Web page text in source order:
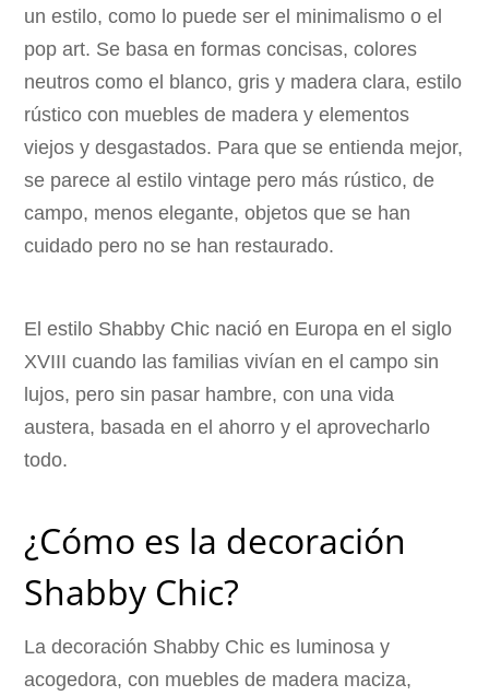
un estilo, como lo puede ser el minimalismo o el
pop art. Se basa en formas concisas, colores
neutros como el blanco, gris y madera clara, estilo
rústico con muebles de madera y elementos
viejos y desgastados. Para que se entienda mejor,
se parece al estilo vintage pero más rústico, de
campo, menos elegante, objetos que se han
cuidado pero no se han restaurado.
El estilo Shabby Chic nació en Europa en el siglo
XVIII cuando las familias vivían en el campo sin
lujos, pero sin pasar hambre, con una vida
austera, basada en el ahorro y el aprovecharlo
todo.
¿Cómo es la decoración
Shabby Chic?
La decoración Shabby Chic es luminosa y
acogedora, con muebles de madera maciza,